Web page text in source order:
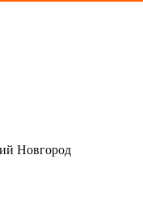
Новгород